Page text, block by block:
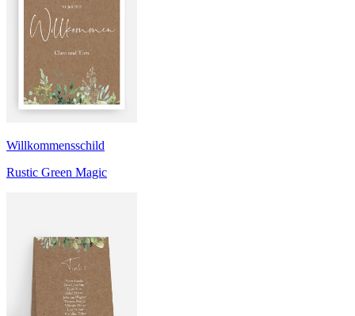
Willkommensschild
Rustic Green Magic